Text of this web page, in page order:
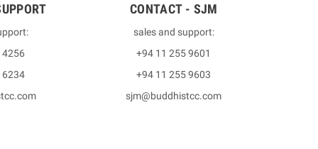
4256
6234
CONTACT - SJM
sales and support:
+94 11 255 9601
+94 11 255 9603
sjm@buddhistcc.com